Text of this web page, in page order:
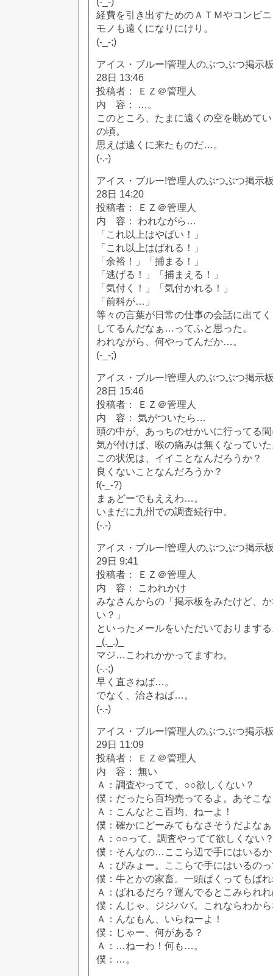
経費を引き出すためのＡＴＭやコンビ
モノも遠くになりにけり。
(-_-;)
アイス・ブルー!管理人のぶつぶつ掲示
28日 13:46
投稿者： ＥＺ＠管理人
内 容： …。
このところ、たまに遠くの空を眺めて
の頃。
思えば遠くに来たものだ…。
(-.-)
アイス・ブルー!管理人のぶつぶつ掲示
28日 14:20
投稿者： ＥＺ＠管理人
内 容： われながら…
「これ以上はやばい！」
「これ以上はばれる！」
「余裕！」「捕まる！」
「逃げる！」「捕まえる！」
「気付く！」「気付かれる！」
「前科が…」
等々の言葉が日常の仕事の会話に出て
してるんだなぁ…ってふと思った。
われながら、何やってんだか…。
(-_-;)
アイス・ブルー!管理人のぶつぶつ掲示
28日 15:46
投稿者： ＥＺ＠管理人
内 容： 気がついたら…
頭の中が、あっちのせかいに行ってる
気が付けば、喉の痛みは無くなってい
この状況は、イイことなんだろうか？
良くないことなんだろうか？
f(-_-?)
まぁどーでもええわ…。
いまだに九州での調査続行中。
(-.-)
アイス・ブルー!管理人のぶつぶつ掲示
29日 9:41
投稿者： ＥＺ＠管理人
内 容： こわれかけ
みなさんからの「掲示板をみたけど、
い？」
といったメールをいただいております
_(._.)_
マジ…こわれかかってますわ。
(-.-;)
早く直さねば…。
でなく、治さねば…。
(-.-)
アイス・ブルー!管理人のぶつぶつ掲示
29日 11:09
投稿者： ＥＺ＠管理人
内 容： 無い
Ａ：調査やってて、○○欲しくない？
僕：だったら百均売ってるよ。あそこ
Ａ：こんなとこ百均、ねーよ！
僕：確かにどーみてもなさそうだよな
Ａ：○○って、調査やってて欲しくない
僕：そんなの…ここら辺で手にはいる
Ａ：びみょー。ここらで手にはいるの
僕：牛とかの家畜。一頭ぱくってもば
Ａ：ばれるだろ？運んでるとこみられ
僕：んじゃ、ジジババ。これならわか
Ａ：んなもん、いらねーよ！
僕：じゃー、何がある？
Ａ：…ねーわ！何も…。
僕：…。